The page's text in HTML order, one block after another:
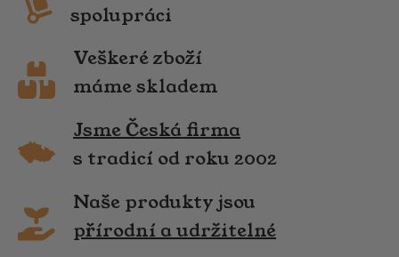
spolupráci
Veškeré zboží
máme skladem
Jsme Česká firma
s tradicí od roku 2002
Naše produkty jsou
přírodní a udržitelné